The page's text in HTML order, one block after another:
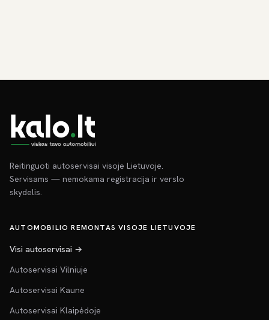
Reitinguoti autoservisai visoje Lietuvoje.
Servisams — nemokama registracija ir verslo
skydelis.
AUTOMOBILIO REMONTAS VISOJE LIETUVOJE
Visi autoservisai →
Autoservisai Vilniuje
Autoservisai Kaune
Autoservisai Klaipėdoje